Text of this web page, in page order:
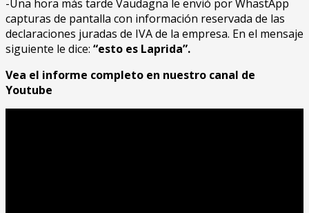
-Una hora más tarde Vaudagna le envió por WhastApp
capturas de pantalla con información reservada de las
declaraciones juradas de IVA de la empresa. En el mensaje
siguiente le dice: “esto es Laprida”.
Vea el informe completo en nuestro canal de
Youtube